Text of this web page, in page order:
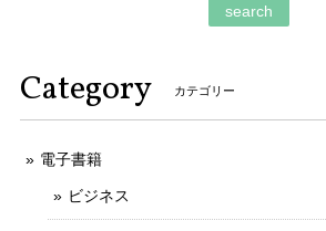
search
Category カテゴリー
電子書籍
ビジネス